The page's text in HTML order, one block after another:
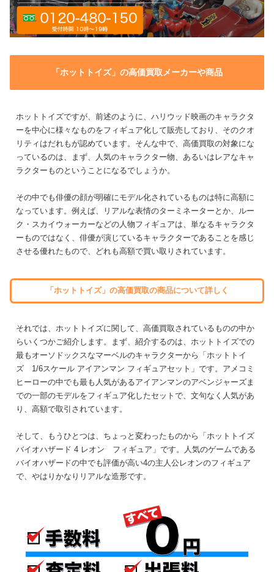
「ホットトイズ」の高価買取メーカーや商品
ホットトイズですが、前述のように、ハリウッド映画のキャラクタ
ーを中心に様々なものをフィギュア化して販売しており、そのクオ
リティはだれもが認めています。そんな中で、高価買取の対象にな
っているのは、まず、人気のキャラクター物、あるいはレアなキャ
ラクターものということになるでしょうか。
その中でも俳優の顔が明確にモデル化されているものは特に高額に
なっています。例えば、リアルな表情のターミネーターとか、ルー
ク・スカイウォーカーなどの人物フィギュアは、単なるキャラクタ
ーものではなく、俳優が演じているキャラクターであることを感じ
させる優れたもので、どれも高額で買い取りされています。
「ホットトイズ」の高価買取の商品について詳しく
それでは、ホットトイズに関して、高価買取されているものの中か
らいくつかご紹介します。まず、紹介するのは、ホットトイズでの
最もオーソドックスなマーベルのキャラクターから「ホットトイ
ズ 1/6スケール アイアンマン フィギュアセット」です。アメコミ
ヒーローの中でも最も人気があるアイアンマンのアベンジャーズま
での一部のモデルをフィギュア化したセットで、文句なく人気があ
り、高額で取引されています。
そして、もうひとつは、ちょっと変わったものから「ホットトイズ
バイオハザード 4 レオン フィギュア」です。人気のゲームである
バイオハザードの中でも評価が高い4の主人公レオンのフィギュア
で、やはりかなりリアルな造形です。